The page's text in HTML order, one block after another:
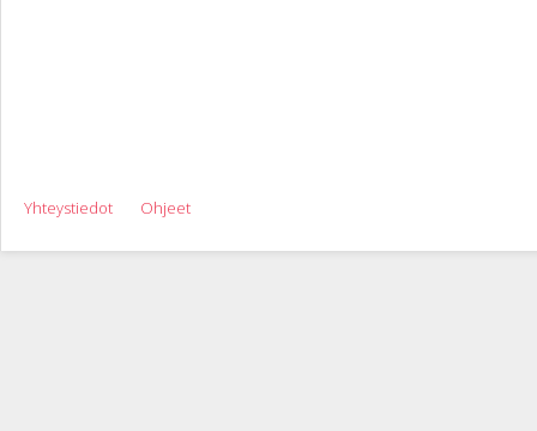
Yhteystiedot Ohjeet